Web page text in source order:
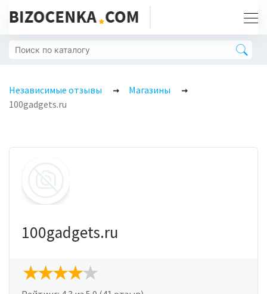
Независимые отзывы
Магазины
100gadgets.ru
100gadgets.ru